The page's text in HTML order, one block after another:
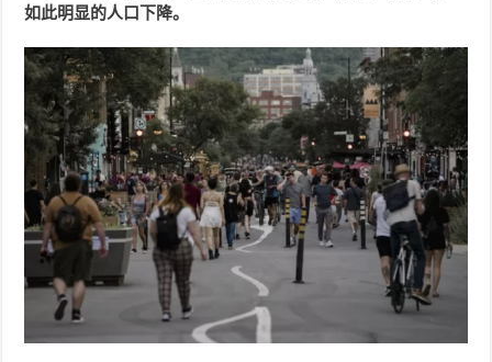
如此明显的人口下降。